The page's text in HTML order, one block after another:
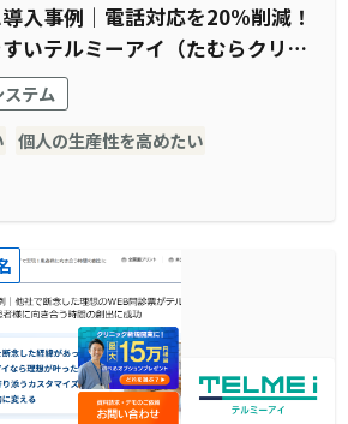
入事例｜電話対応を20%削減！
いテルミーアイ（たむらクリニ
テム
個人の生産性を高めたい